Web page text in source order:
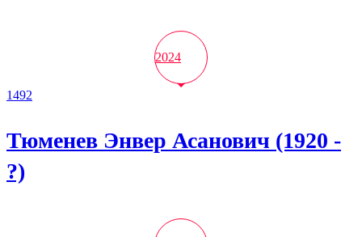
2024
1492
Тюменев Энвер Асанович (1920 -
?)